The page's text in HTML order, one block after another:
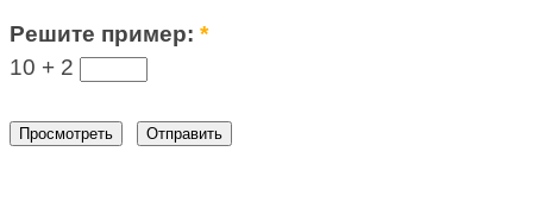
Решите пример:*
10 + 2